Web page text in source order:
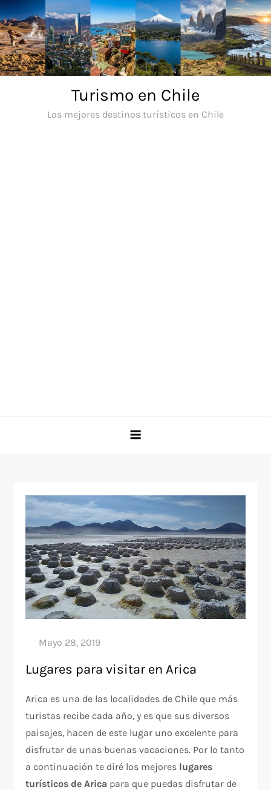
Saltar
al
contenido
Turismo en Chile
Los mejores destinos turísticos en Chile
Lugares para visitar en Arica
Arica es una de las localidades de Chile que más
turistas recibe cada año, y es que sus diversos
paisajes, hacen de este lugar uno excelente para
disfrutar de unas buenas vacaciones. Por lo tanto
a continuación te diré los mejores lugares
turísticos de Arica para que puedas disfrutar de